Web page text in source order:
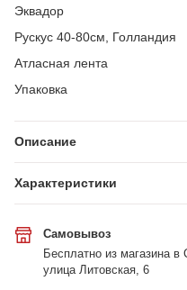
Эквадор
Рускус 40-80см, Голландия
Атласная лента
Упаковка
Описание
Характеристики
Самовывоз
Бесплатно из магазина в
улица Литовская, 6